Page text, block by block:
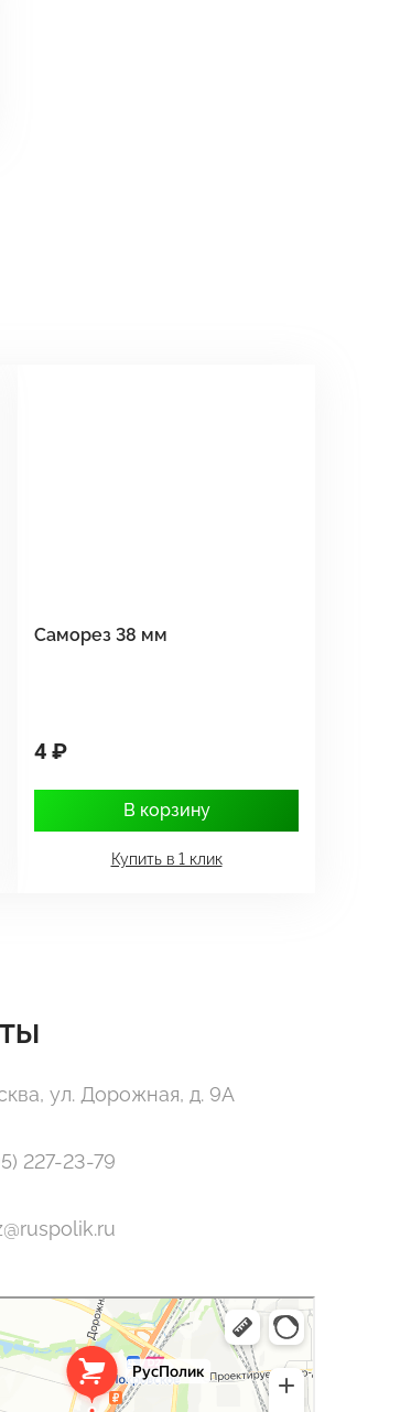
Саморез 38 мм
4 ₽
В корзину
Купить в 1 клик
ул. Дорожная, д. 9А
227-23-79
в Москве
работы в Москве